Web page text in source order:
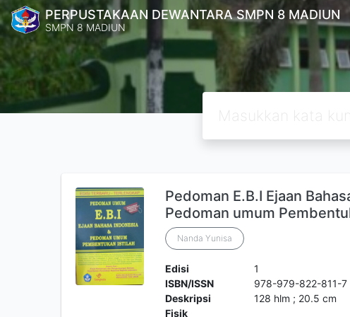
PERPUSTAKAAN DEWANTARA SMPN 8 MADIUN
SMPN 8 MADIUN
Pedoman E.B.I Ejaan
Pedoman umum
Nanda Yunisa
Edisi
1
ISBN/ISSN
978-979-822-811-7
Deskripsi
Fisik
128 hlm ; 20.5 cm